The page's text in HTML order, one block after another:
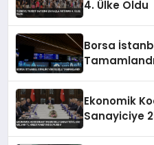
4. Ülke Oldu
Borsa
Ekonomik
Sanayiciye